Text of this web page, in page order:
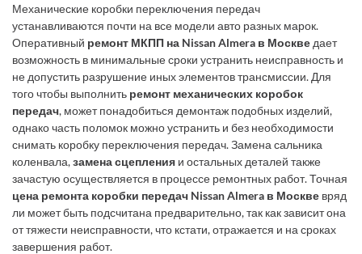
Механические коробки переключения передач
устанавливаются почти на все модели авто разных марок.
Оперативный ремонт МКПП на Nissan Almera в Москве дает
возможность в минимальные сроки устранить неисправность и
не допустить разрушение иных элементов трансмиссии. Для
того чтобы выполнить ремонт механических коробок
передач, может понадобиться демонтаж подобных изделий,
однако часть поломок можно устранить и без необходимости
снимать коробку переключения передач. Замена сальника
коленвала,замена сцепления и остальных деталей также
зачастую осуществляется в процессе ремонтных работ. Точная
цена ремонта коробки передач Nissan Almera в Москве вряд
ли может быть подсчитана предварительно, так как зависит она
от тяжести неисправности, что кстати, отражается и на сроках
завершения работ.